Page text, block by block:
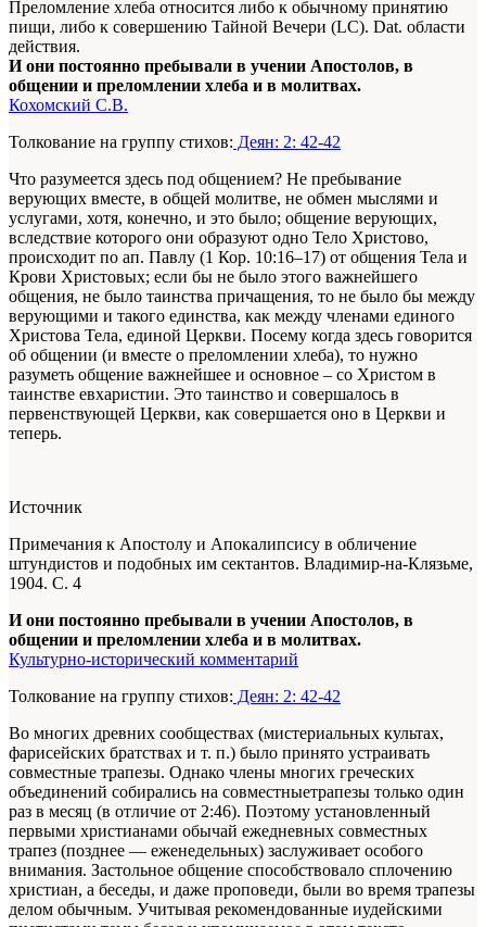
Преломление хлеба относится либо к обычному принятию
пищи, либо к совершению Тайной Beчери (LC). Dat. области
действия.
И они постоянно пребывали в учении Апостолов, в
общении и преломлении хлеба и в молитвах.
Кохомский С.В.
Толкование на группу стихов: Деян: 2: 42-42
Что разумеется здесь под общением? Не пребывание
верующих вместе, в общей молитве, не обмен мыслями и
услугами, хотя, конечно, и это было; общение верующих,
вследствие которого они образуют одно Тело Христово,
происходит по ап. Павлу (1 Кор. 10:16–17) от общения Тела и
Крови Христовых; если бы не было этого важнейшего
общения, не было таинства причащения, то не было бы между
верующими и такого единства, как между членами единого
Христова Тела, единой Церкви. Посему когда здесь говорится
об общении (и вместе о преломлении хлеба), то нужно
разуметь общение важнейшее и основное – со Христом в
таинстве евхаристии. Это таинство и совершалось в
первенствующей Церкви, как совершается оно в Церкви и
теперь.
Источник
Примечания к Апостолу и Апокалипсису в обличение
штундистов и подобных им сектантов. Владимир-на-Клязьме,
1904. С. 4
И они постоянно пребывали в учении Апостолов, в
общении и преломлении хлеба и в молитвах.
Культурно-исторический комментарий
Толкование на группу стихов: Деян: 2: 42-42
Во многих древних сообществах (мистериальных культах,
фарисейских братствах и т. п.) было принято устраивать
совместные трапезы. Однако члены многих греческих
объединений собирались на совместныетрапезы только один
раз в месяц (в отличие от 2:46). Поэтому установленный
первыми христианами обычай ежедневных совместных
трапез (позднее — еженедельных) заслуживает особого
внимания. Застольное общение способствовало сплочению
христиан, а беседы, и даже проповеди, были во время трапезы
делом обычным. Учитывая рекомендованные иудейскими